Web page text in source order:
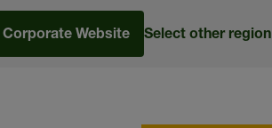
Corporate Website Select other region